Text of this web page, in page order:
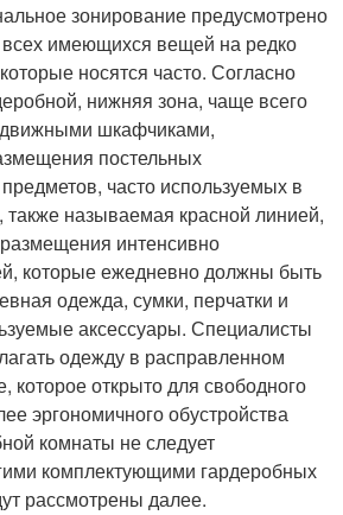
зонирование предусмотрено
всех имеющихся вещей на редко
носятся часто. Согласно
нижняя зона, чаще всего
шкафчиками,
постельных
часто используемых в
называемая красной линией,
интенсивно
которые ежедневно должны быть
одежда, сумки, перчатки и
аксессуары. Специалисты
одежду в расправленном
которое открыто для свободного
эргономичного обустройства
комнаты не следует
комплектующими гардеробных
рассмотрены далее.